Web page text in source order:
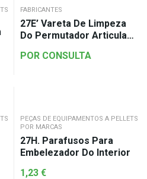
FABRICANTES
27E’ Vareta De Limpeza
Do Permutador Articulada
POR CONSULTA
PEÇAS DE EQUIPAMENTOS A PELLETS
POR MARCAS
27H. Parafusos Para
Embelezador Do Interior
1,23 €